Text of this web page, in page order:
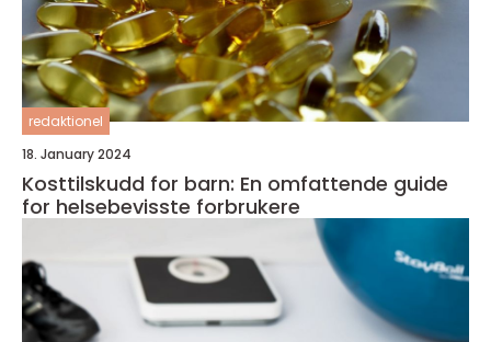
redaktionel
18. January 2024
Kosttilskudd for barn: En omfattende guide
for helsebevisste forbrukere